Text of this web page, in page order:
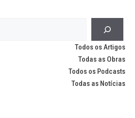
Todos os Artigos
Todas as Obras
Todos os Podcasts
Todas as Notícias